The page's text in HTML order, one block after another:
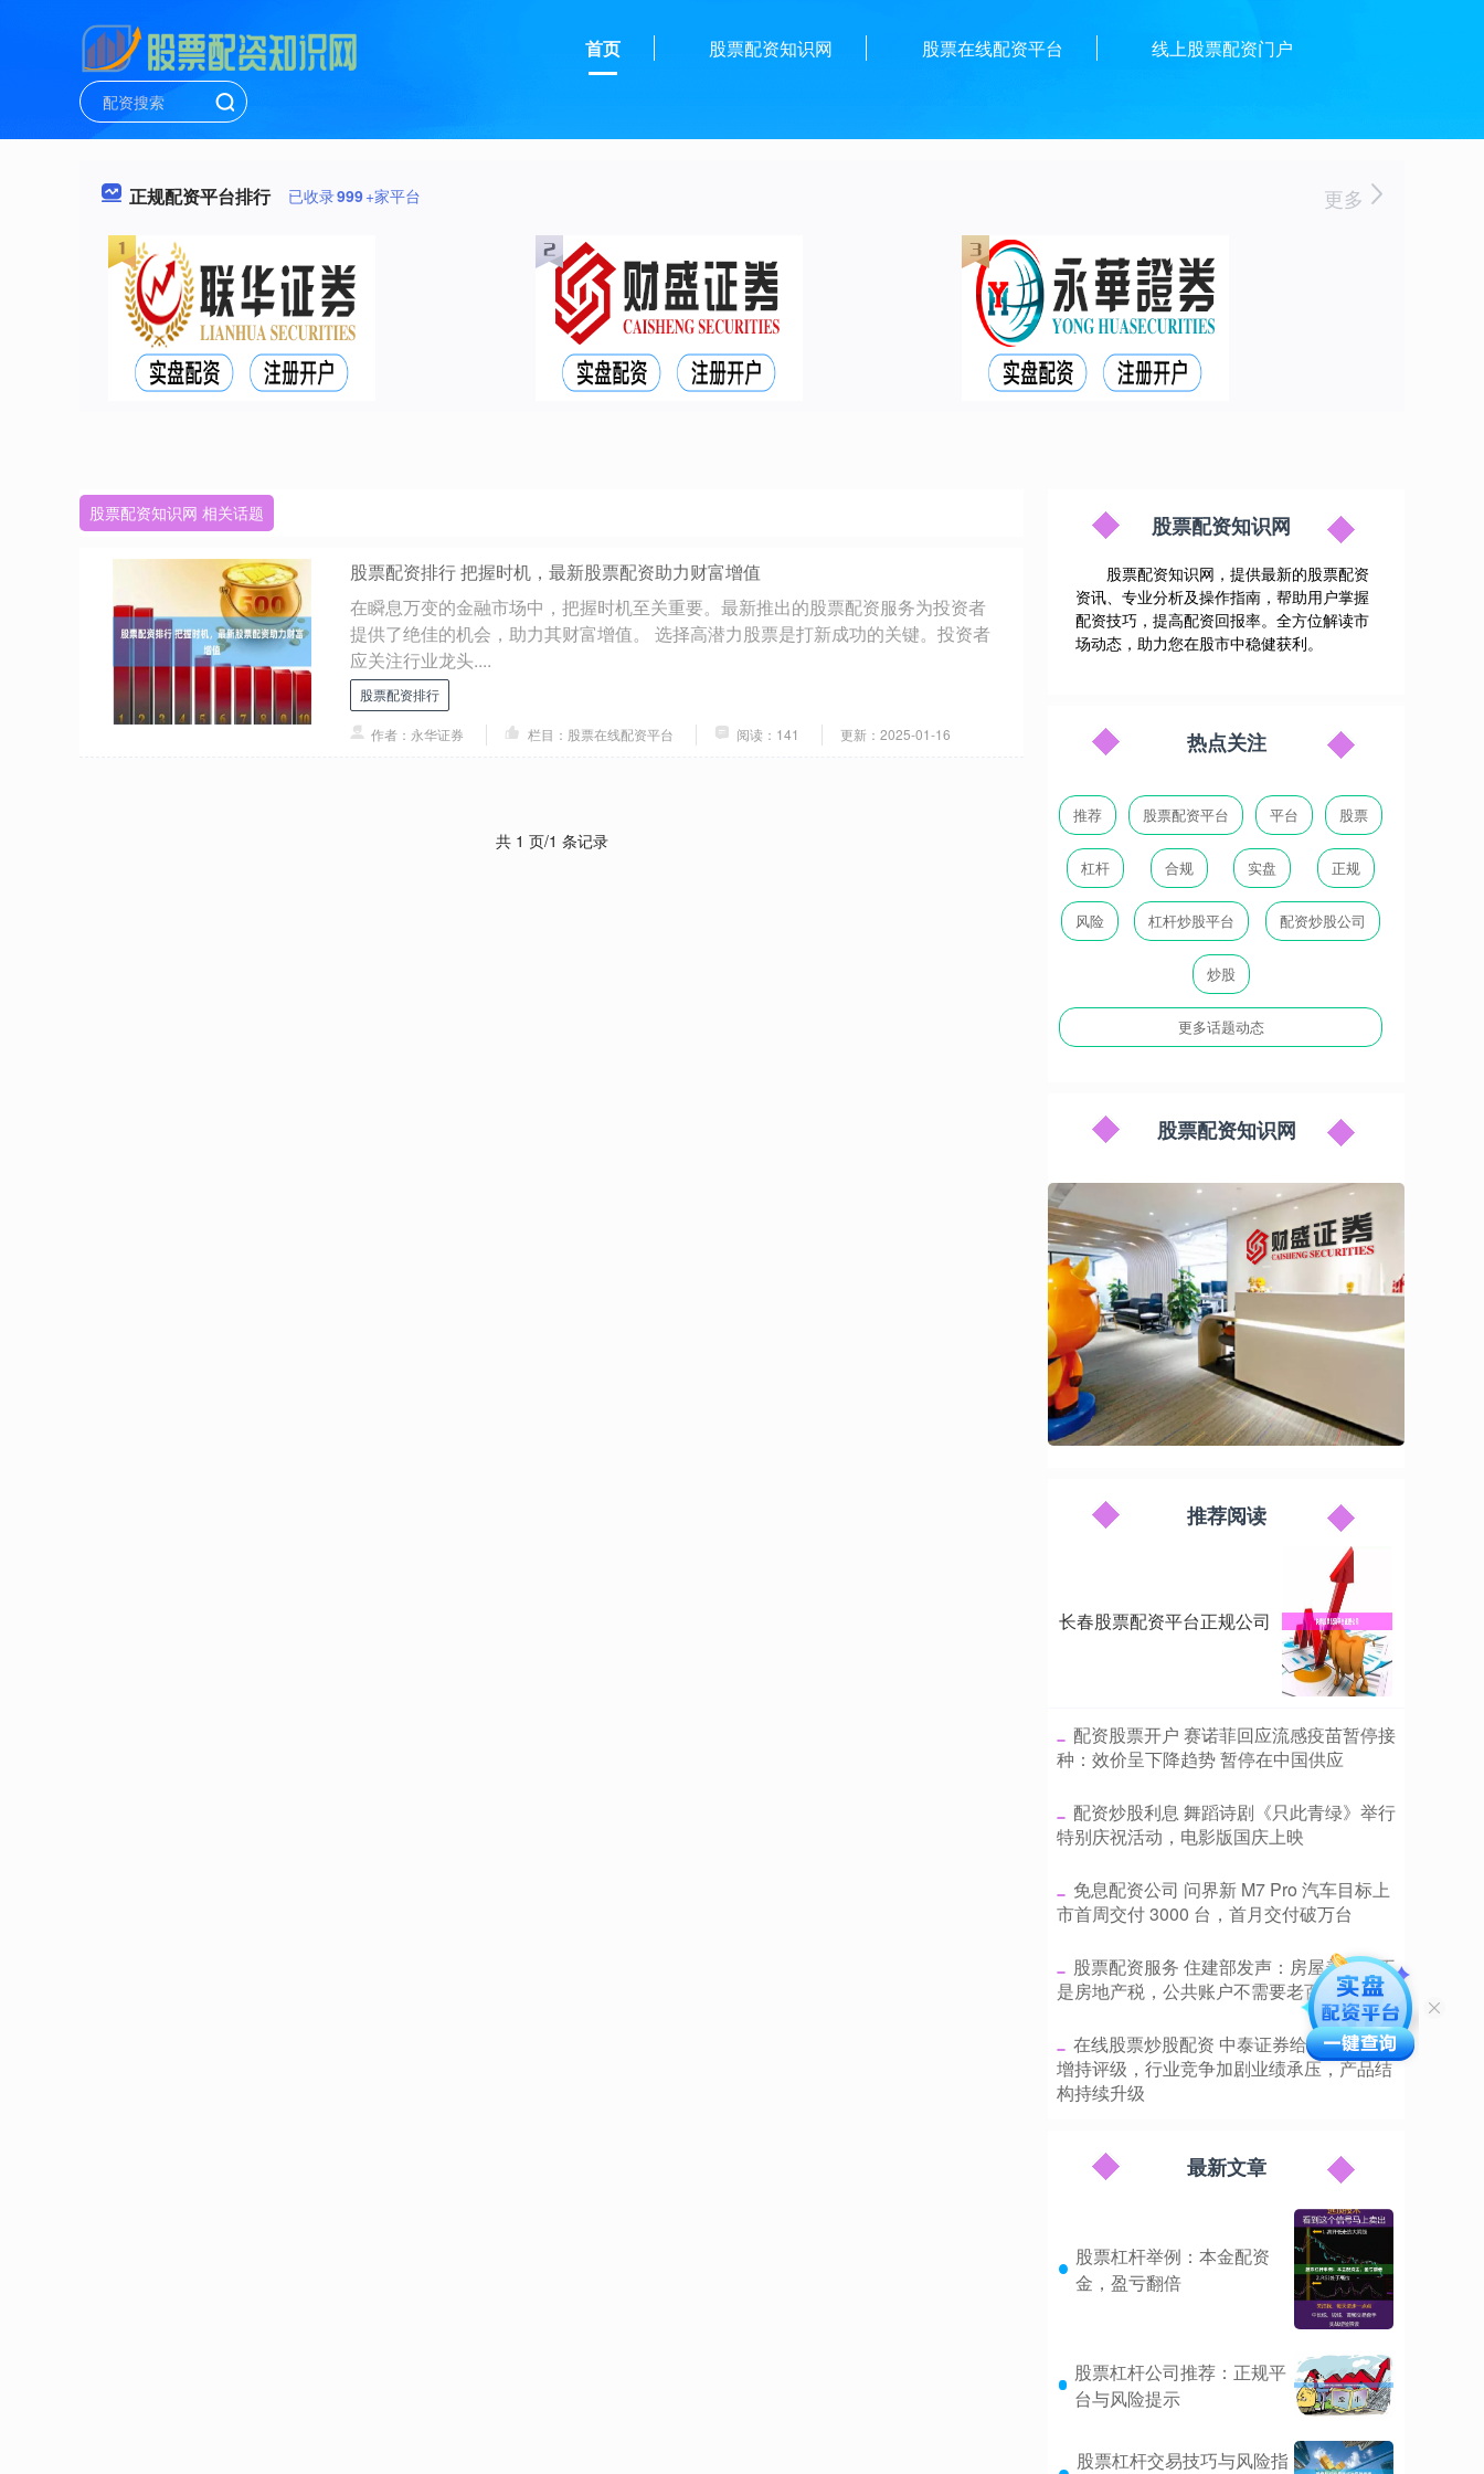
首页 股票配资知识网 股票在线配资平台 线上股票配资门户
正规配资平台排行 已收录999+家平台 更多
股票配资知识网 相关话题
股票配资排行 把握时机，最新股票配资助力财富增值
在瞬息万变的金融市场中，把握时机至关重要。最新推出的股票配资服务为投资者
提供了绝佳的机会，助力其财富增值。 选择高潜力股票是打新成功的关键。投资者
应关注行业龙头....
股票配资排行
作者：永华证券 栏目：股票在线配资平台 阅读：141 更新：2025-01-16
共 1 页/1 条记录
股票配资知识网
股票配资知识网，提供最新的股票配资
资讯、专业分析及操作指南，帮助用户掌握
配资技巧，提高配资回报率。全方位解读市
场动态，助力您在股市中稳健获利。
热点关注
推荐 股票配资平台 平台 股票
杠杆 合规 实盘 正规
风险 杠杆炒股平台 配资炒股公司
炒股
更多话题动态
股票配资知识网
推荐阅读
长春股票配资平台正规公司
​配资股票开户 赛诺菲回应流感疫苗暂停接
种：效价呈下降趋势 暂停在中国供应
​配资炒股利息 舞蹈诗剧《只此青绿》举行
特别庆祝活动，电影版国庆上映
​免息配资公司 问界新 M7 Pro 汽车目标上
市首周交付 3000 台，首月交付破万台
​股票配资服务 住建部发声：房屋养老金不
是房地产税，公共账户不需要老百姓出钱
​在线股票炒股配资 中泰证券给予中顺洁柔
增持评级，行业竞争加剧业绩承压，产品结
构持续升级
最新文章
股票杠杆举例：本金配资
金，盈亏翻倍
股票杠杆公司推荐：正规平
台与风险提示
股票杠杆交易技巧与风险指